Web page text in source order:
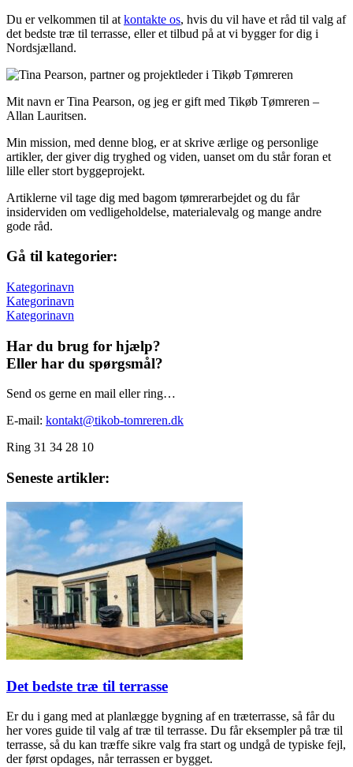
Du er velkommen til at kontakte os, hvis du vil have et råd til valg af
det bedste træ til terrasse, eller et tilbud på at vi bygger for dig i
Nordsjælland.
Mit navn er Tina Pearson, og jeg er gift med Tikøb Tømreren –
Allan Lauritsen.
Min mission, med denne blog, er at skrive ærlige og personlige
artikler, der giver dig tryghed og viden, uanset om du står foran et
lille eller stort byggeprojekt.
Artiklerne vil tage dig med bagom tømrerarbejdet og du får
insiderviden om vedligeholdelse, materialevalg og mange andre
gode råd.
Gå til kategorier:
Kategorinavn
Kategorinavn
Kategorinavn
Har du brug for hjælp?
Eller har du spørgsmål?
Send os gerne en mail eller ring…
E-mail: kontakt@tikob-tomreren.dk
Ring 31 34 28 10
Seneste artikler:
Det bedste træ til terrasse
Er du i gang med at planlægge bygning af en træterrasse, så får du
her vores guide til valg af træ til terrasse. Du får eksempler på træ til
terrasse, så du kan træffe sikre valg fra start og undgå de typiske fejl,
der først opdages, når terrassen er bygget.